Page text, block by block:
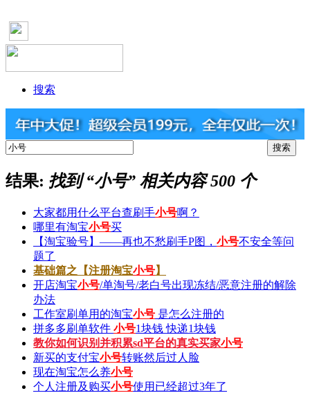
搜索
结果: 找到 “小号” 相关内容 500 个
大家都用什么平台查刷手小号啊？
哪里有淘宝小号买
【淘宝验号】——再也不愁刷手P图， 小号不安全等问
题了
基础篇之【注册淘宝小号】
开店淘宝小号/单淘号/老白号出现冻结/恶意注册的解除
办法
工作室刷单用的淘宝小号 是怎么注册的
拼多多刷单软件 小号1块钱 快递1块钱
教你如何识别并积累sd平台的真实买家小号
新买的支付宝小号转账然后过人脸
现在淘宝怎么养小号
个人注册及购买小号使用已经超过3年了